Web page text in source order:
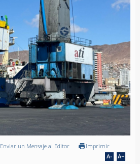
Enviar un Mensaje al Editor Imprimir